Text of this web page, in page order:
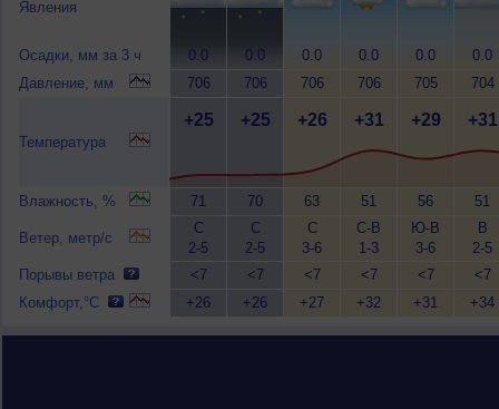
Явления
Осадки, мм за 3 ч
Давление, мм
Температура
Влажность, %
Ветер, метр/с
Порывы ветра
Комфорт,°C
0.0
706
+25
71
С
2-5
<7
+26
0.0
706
+25
70
С
2-5
<7
+26
0.0
706
+26
63
С
3-6
<7
+27
0.0
706
+31
51
С-В
1-3
<7
+32
0.0
705
+29
56
Ю-В
3-6
<7
+31
0.0
704
+31
51
В
2-5
<7
+34